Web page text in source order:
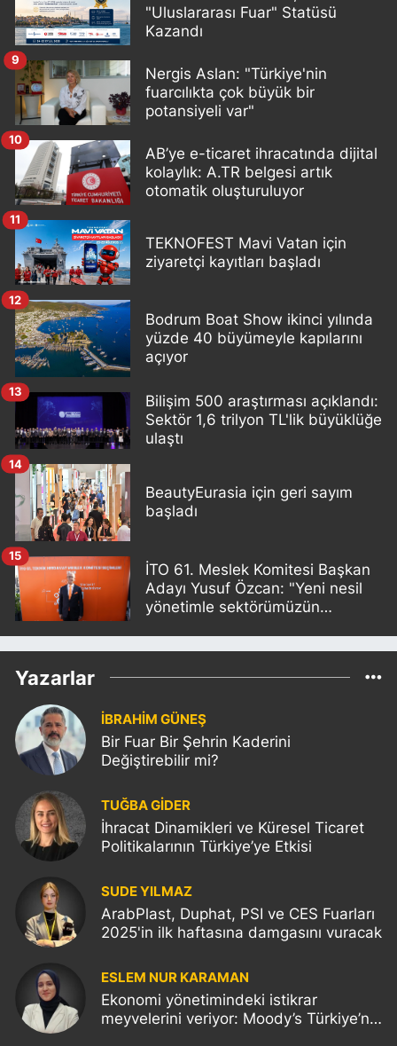
"Uluslararası Fuar" Statüsü
Kazandı
Nergis Aslan: "Türkiye'nin
fuarcılıkta çok büyük bir
potansiyeli var"
9
AB’ye e-ticaret ihracatında dijital
kolaylık: A.TR belgesi artık
otomatik oluşturuluyor
10
TEKNOFEST Mavi Vatan için
ziyaretçi kayıtları başladı
11
Bodrum Boat Show ikinci yılında
yüzde 40 büyümeyle kapılarını
açıyor
12
Bilişim 500 araştırması açıklandı:
Sektör 1,6 trilyon TL'lik büyüklüğe
ulaştı
13
BeautyEurasia için geri sayım
başladı
14
İTO 61. Meslek Komitesi Başkan
Adayı Yusuf Özcan: "Yeni nesil
yönetimle sektörümüzün
15
Yazarlar
İBRAHİM GÜNEŞ
Bir Fuar Bir Şehrin Kaderini
Değiştirebilir mi?
TUĞBA GİDER
İhracat Dinamikleri ve Küresel Ticaret
Politikalarının Türkiye’ye Etkisi
SUDE YILMAZ
ArabPlast, Duphat, PSI ve CES Fuarları
2025'in ilk haftasına damgasını vuracak
ESLEM NUR KARAMAN
Ekonomi yönetimindeki istikrar
meyvelerini veriyor: Moody’s Türkiye’nin